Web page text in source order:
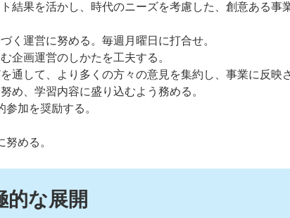
結果を活かし、時代のニーズを考慮した、創意ある事
く運営に努める。毎週月曜日に打合せ。
企画運営のしかたを工夫する。
通して、より多くの方々の意見を集約し、事業に反映
め、学習内容に盛り込むよう務める。
加を奨励する。
める。
的な展開